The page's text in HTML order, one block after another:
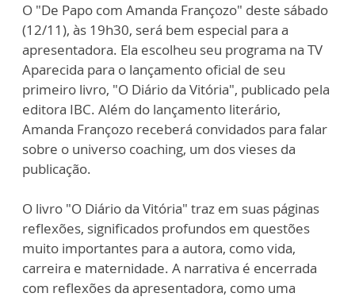
O "De Papo com Amanda Françozo" deste sábado
(12/11), às 19h30, será bem especial para a
apresentadora. Ela escolheu seu programa na TV
Aparecida para o lançamento oficial de seu
primeiro livro, "O Diário da Vitória", publicado pela
editora IBC. Além do lançamento literário,
Amanda Françozo receberá convidados para falar
sobre o universo coaching, um dos vieses da
publicação.
O livro "O Diário da Vitória" traz em suas páginas
reflexões, significados profundos em questões
muito importantes para a autora, como vida,
carreira e maternidade. A narrativa é encerrada
com reflexões da apresentadora, como uma